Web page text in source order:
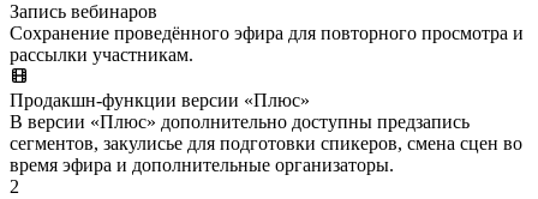
Запись вебинаров
Сохранение проведённого эфира для повторного просмотра и
рассылки участникам.
Продакшн-функции версии «Плюс»
В версии «Плюс» дополнительно доступны предзапись
сегментов, закулисье для подготовки спикеров, смена сцен во
время эфира и дополнительные организаторы.
2